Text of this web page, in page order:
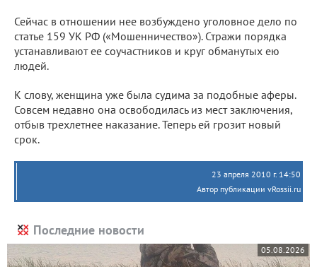
Сейчас в отношении нее возбуждено уголовное дело по
статье 159 УК РФ («Мошенничество»). Стражи порядка
устанавливают ее соучастников и круг обманутых ею
людей.
К слову, женщина уже была судима за подобные аферы.
Совсем недавно она освободилась из мест заключения,
отбыв трехлетнее наказание. Теперь ей грозит новый
срок.
23 апреля 2010 г. 14:50
Автор публикации vRossii.ru
Последние новости
05.08.2026